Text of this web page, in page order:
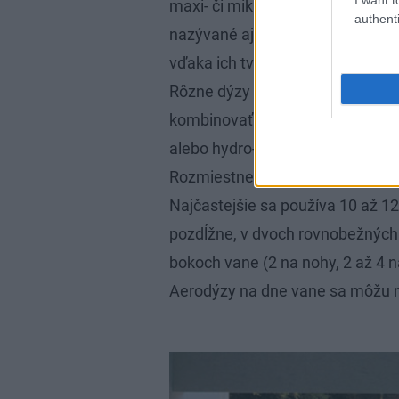
maxi- či mikrodýzami.
nazývané aj spydrodýzy)
vďaka ich tvarovaniu vytvára
Rôzne dýzy a systémy masáže
kombinovať (najčastejšie sa
alebo hydro- a spydrodýzy).
Rozmiestnenie a počet dýz
Najčastejšie sa používa 10 až
pozdĺžne, v dvoch
bokoch vane (2 na nohy, 2 až 4
Aerodýzy na dne vane sa môžu